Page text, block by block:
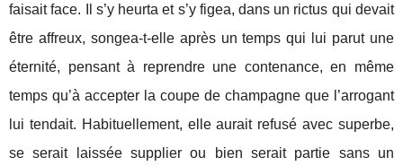
faisait face. Il s’y heurta et s’y figea, dans un rictus qui devait
être affreux, songea-t-elle après un temps qui lui parut une
éternité, pensant à reprendre une contenance, en même
temps qu’à accepter la coupe de champagne que l’arrogant
lui tendait. Habituellement, elle aurait refusé avec superbe,
se serait laissée supplier ou bien serait partie sans un